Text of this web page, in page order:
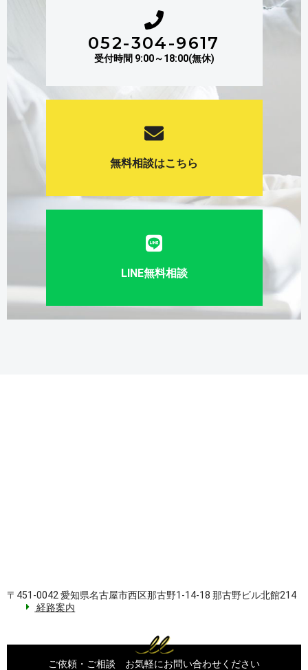
052-304-9617
受付時間 9:00～18:00(無休)
無料相談はこちら
LINE無料相談
〒451-0042 愛知県名古屋市西区那古野1-14-18 那古野ビル北館214
経路案内
ご依頼・ご相談 お気軽にお問い合わせください